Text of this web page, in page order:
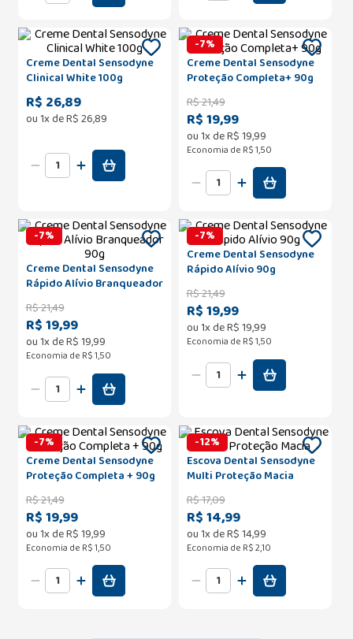
Creme Dental Sensodyne
Clinical White 100g
R$ 26,89
ou1x deR$26,89
-7%
Creme Dental Sensodyne
Proteção Completa+ 90g
R$21,49
R$ 19,99
ou1x deR$19,99
Economia de R$ 1,50
-7%
Creme Dental Sensodyne
Rápido Alívio Branqueador
90g
R$21,49
R$ 19,99
ou1x deR$19,99
Economia de R$ 1,50
-7%
Creme Dental Sensodyne
Rápido Alívio 90g
R$21,49
R$ 19,99
ou1x deR$19,99
Economia de R$ 1,50
-7%
Creme Dental Sensodyne
Proteção Completa + 90g
R$21,49
R$ 19,99
ou1x deR$19,99
Economia de R$ 1,50
-12%
Escova Dental Sensodyne
Multi Proteção Macia
R$17,09
R$ 14,99
ou1x deR$14,99
Economia de R$ 2,10